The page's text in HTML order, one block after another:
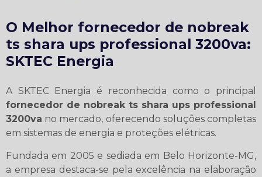
O Melhor fornecedor de nobreak
ts shara ups professional 3200va:
SKTEC Energia
A SKTEC Energia é reconhecida como o principal
fornecedor de nobreak ts shara ups professional
3200va no mercado, oferecendo soluções completas
em sistemas de energia e proteções elétricas.
Fundada em 2005 e sediada em Belo Horizonte-MG,
a empresa destaca-se pela excelência na elaboração